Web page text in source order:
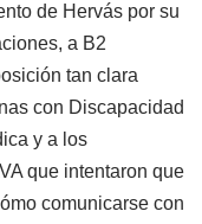
de Hervás por su
a B2
tan clara
con Discapacidad
y a los
que intentaron que
comunicarse con